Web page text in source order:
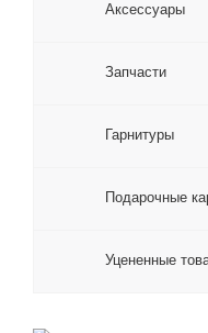
Аксессуары
Запчасти
Гарнитуры
Подарочные
Уцененные